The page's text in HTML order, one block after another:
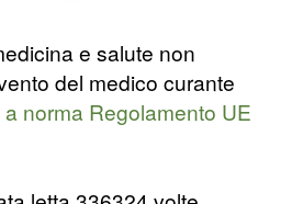
e salute non
del medico curante
norma Regolamento UE